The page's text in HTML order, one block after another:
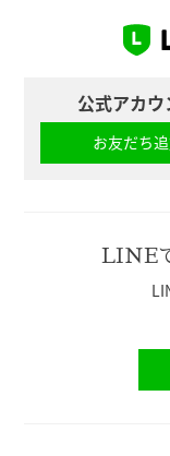
公式アカウ
お友だち
LINE